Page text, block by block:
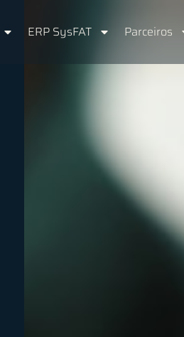
ERP SysFAT Parceiros